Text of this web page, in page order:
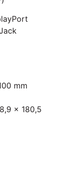
mm
x 180,5